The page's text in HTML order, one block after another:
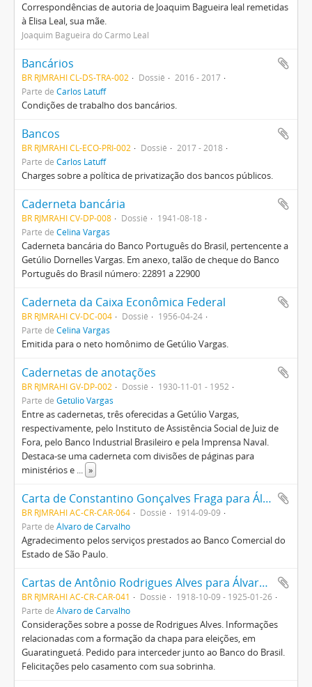
Correspondências de autoria de Joaquim Bagueira leal remetidas
à Elisa Leal, sua mãe.
Joaquim Bagueira do Carmo Leal
Bancários
BR RJMRAHI CL-DS-TRA-002 Dossiê
2016 - 2017
Parte de Carlos Latuff
Condições de trabalho dos bancários.
Bancos
BR RJMRAHI CL-ECO-PRI-002 Dossiê
2017 - 2018
Parte de Carlos Latuff
Charges sobre a política de privatização dos bancos públicos.
Caderneta bancária
BR RJMRAHI CV-DP-008 Dossiê
1941-08-18
Parte de Celina Vargas
Caderneta bancária do Banco Português do Brasil, pertencente a
Getúlio Dornelles Vargas. Em anexo, talão de cheque do Banco
Português do Brasil número: 22891 a 22900
Caderneta da Caixa Econômica Federal
BR RJMRAHI CV-DC-004 Dossiê
1956-04-24
Parte de Celina Vargas
Emitida para o neto homônimo de Getúlio Vargas.
Cadernetas de anotações
BR RJMRAHI GV-DP-002 Dossiê
1930-11-01 - 1952
Parte de Getúlio Vargas
Entre as cadernetas, três oferecidas a Getúlio Vargas,
respectivamente, pelo Instituto de Assistência Social de Juiz de
Fora, pelo Banco Industrial Brasileiro e pela Imprensa Naval.
Destaca-se uma caderneta com divisões de páginas para
ministérios e ... »
Carta de Constantino Gonçalves Fraga para Álvaro de Carvalho
BR RJMRAHI AC-CR-CAR-064 Dossiê
1914-09-09
Parte de Álvaro de Carvalho
Agradecimento pelos serviços prestados ao Banco Comercial do
Estado de São Paulo.
Cartas de Antônio Rodrigues Alves para Álvaro de Carvalho
BR RJMRAHI AC-CR-CAR-041 Dossiê
1918-10-09 - 1925-01-26
Parte de Álvaro de Carvalho
Considerações sobre a posse de Rodrigues Alves. Informações
relacionadas com a formação da chapa para eleições, em
Guaratinguetá. Pedido para interceder junto ao Banco do Brasil.
Felicitações pelo casamento com sua sobrinha.